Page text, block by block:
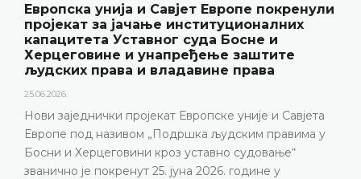
Европска унија и Савјет Европе покренули
пројекат за јачање институционалних
капацитета Уставног суда Босне и
Херцеговине и унапређење заштите
људских права и владавине права
25.06.2026.
Нови заједнички пројекат Европске уније и Савјета
Европе под називом „Подршка људским правима у
Босни и Херцеговини кроз уставно судовање“
званично је покренут 25. јуна 2026. године у